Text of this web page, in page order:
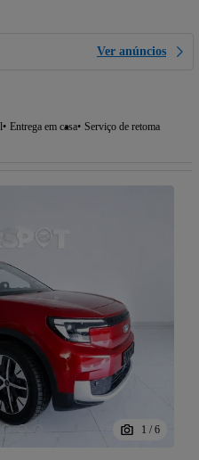
Ver anúncios
Entrega em casa Serviço de retoma
1 / 6